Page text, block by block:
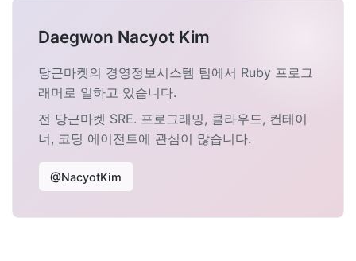
Daegwon Nacyot Kim
당근마켓의 경영정보시스템 팀에서 Ruby 프로그
래머로 일하고 있습니다.
전 당근마켓 SRE. 프로그래밍, 클라우드, 컨테이
너, 코딩 에이전트에 관심이 많습니다.
@NacyotKim